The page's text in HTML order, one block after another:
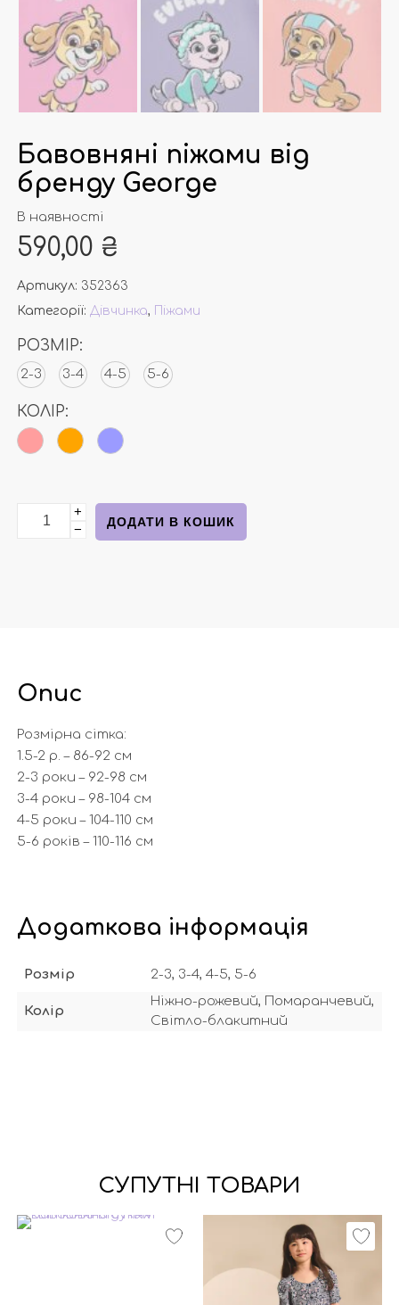
Бавовняні піжами від
бренду George
В наявності
590,00 ₴
Артикул: 352363
Категорії: Дівчинка, Піжами
РОЗМІР:
2-3 3-4 4-5 5-6
КОЛІР:
Бавовняні піжами від бренду George кількість
+
−
ДОДАТИ В КОШИК
Опис
Розмірна сітка:
1.5-2 р. – 86-92 см
2-3 роки – 92-98 см
3-4 роки – 98-104 см
4-5 роки – 104-110 см
5-6 років – 110-116 см
Додаткова інформація
Розмір 2-3, 3-4, 4-5, 5-6
Колір
Ніжно-рожевий, Помаранчевий,
Світло-блакитний
СУПУТНІ ТОВАРИ